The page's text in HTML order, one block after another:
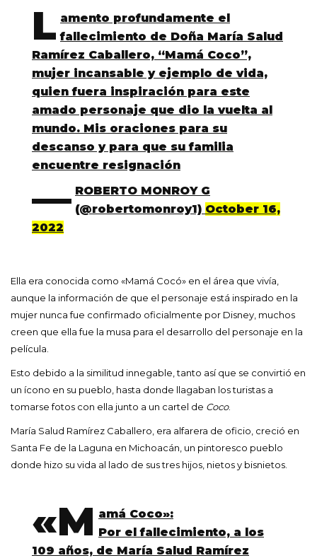
L amento profundamente el
fallecimiento de Doña María Salud
Ramírez Caballero, “Mamá Coco”,
mujer incansable y ejemplo de vida,
quien fuera inspiración para este
amado personaje que dio la vuelta al
mundo. Mis oraciones para su
descanso y para que su familia
encuentre resignación
— ROBERTO MONROY G
(@robertomonroy1) October 16,
2022
Ella era conocida como «Mamá Cocó» en el área que vivía,
aunque la información de que el personaje está inspirado en la
mujer nunca fue confirmado oficialmente por Disney, muchos
creen que ella fue la musa para el desarrollo del personaje en la
película.
Esto debido a la similitud innegable, tanto así que se convirtió en
un ícono en su pueblo, hasta donde llagaban los turistas a
tomarse fotos con ella junto a un cartel de Coco.
María Salud Ramírez Caballero, era alfarera de oficio, creció en
Santa Fe de la Laguna en Michoacán, un pintoresco pueblo
donde hizo su vida al lado de sus tres hijos, nietos y bisnietos.
«M amá Coco»:
Por el fallecimiento, a los
109 años, de María Salud Ramírez